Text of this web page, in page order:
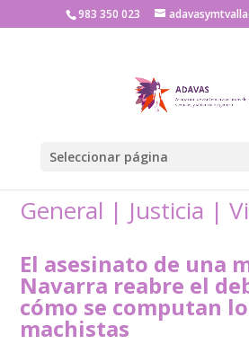
983 350 023
Seleccionar página
General | Justicia |
El asesinato de una
Navarra reabre el
cómo se computan
machistas